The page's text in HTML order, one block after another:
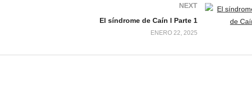
NEXT
El síndrome de Caín l Parte 1
ENERO 22, 2025